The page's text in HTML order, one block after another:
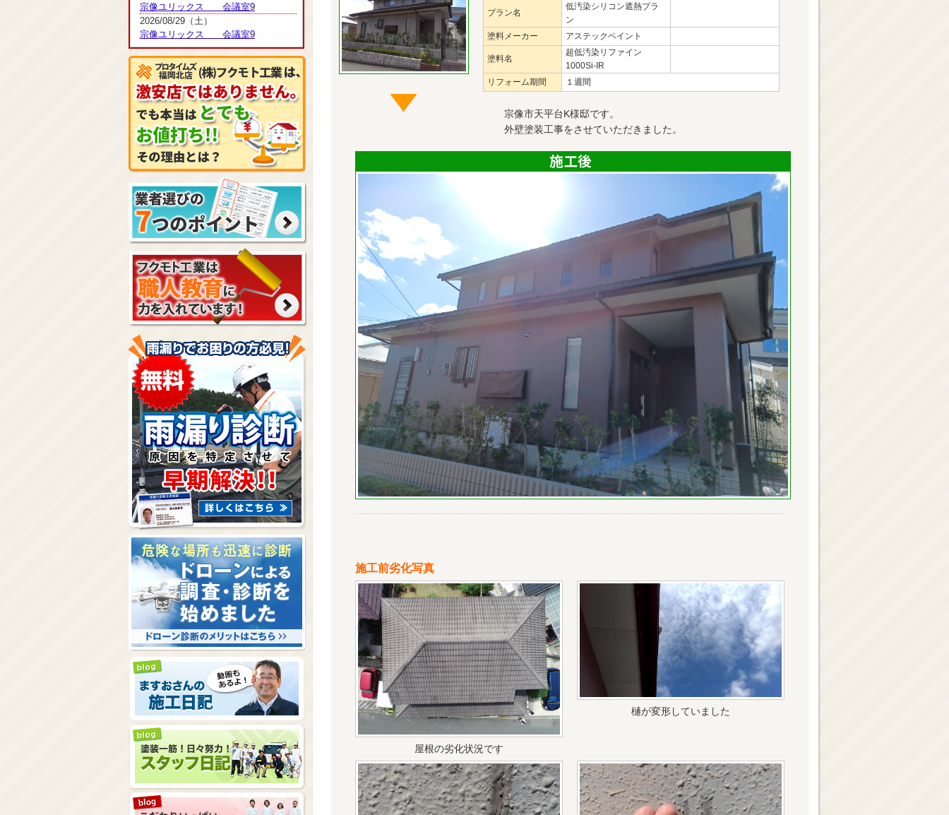
プラン名
低汚染シリコン遮熱プラ
ン
塗料メーカー
アステックペイント
塗料名
超低汚染リファイン
1000Si-IR
リフォーム期間
１週間
宗像市天平台K様邸です。
外壁塗装工事をさせていただきました。
施工前劣化写真
屋根の劣化状況です
樋が変形していました
宗像ユリックス 会議室9
2026/08/29（土）
宗像ユリックス 会議室9